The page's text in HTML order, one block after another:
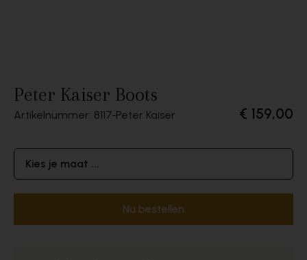
Peter Kaiser Boots
Artikelnummer: 8117 Peter Kaiser € 159,00
Kies je maat ...
Nu bestellen